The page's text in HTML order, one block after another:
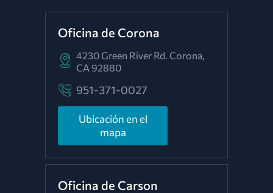
Oficina de Corona
4230 Green River Rd. Corona,
CA 92880
951-371-0027
Ubicación en el
mapa
Oficina de Carson